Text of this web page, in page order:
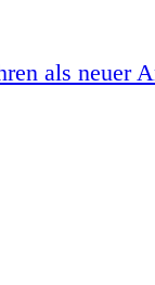
als neuer